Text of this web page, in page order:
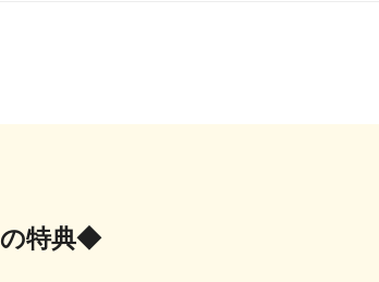
の特典◆